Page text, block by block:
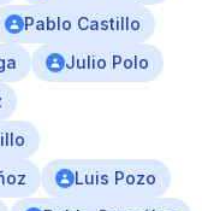
Pablo Castillo
Julio Polo
Luis Pozo